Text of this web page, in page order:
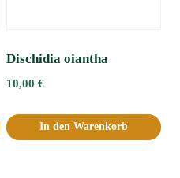
Dischidia oiantha
10,00 €
In den Warenkorb